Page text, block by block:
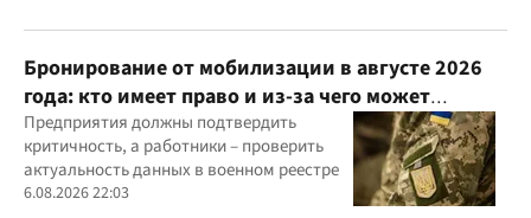
Бронирование от мобилизации в августе 2026
года: кто имеет право и из-за чего может
отказать
Предприятия должны подтвердить
критичность, а работники – проверить
актуальность данных в военном реестре
6.08.2026 22:03